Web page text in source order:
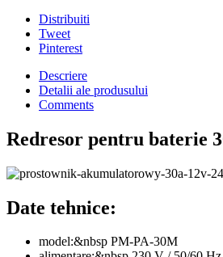
Distribuiti
Tweet
Pinterest
Descriere
Detalii ale produsului
Comments
Redresor pentru baterie
Date tehnice:
model:&nbsp PM-PA-30M